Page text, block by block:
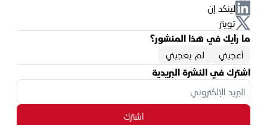
لينكد إن
تويتر
ما رأيك في هذا المنشور؟
أعجبني
لم يعجبني
اشترك في النشرة البريدية
اشترك